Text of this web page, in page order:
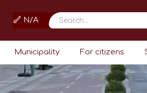
N/A Search
Municipality For citizens